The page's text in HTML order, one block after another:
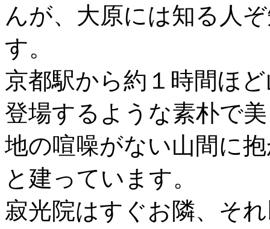
んが、大原には知る人
す。
京都駅から約１時間ほ
登場するような素朴で
地の喧噪がない山間に
と建っています。
寂光院はすぐお隣、そ